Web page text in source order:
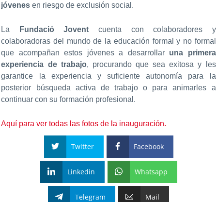
jóvenes en riesgo de exclusión social.
La Fundació Jovent cuenta con colaboradores y
colaboradoras del mundo de la educación formal y no formal
que acompañan estos jóvenes a desarrollar una primera
experiencia de trabajo, procurando que sea exitosa y les
garantice la experiencia y suficiente autonomía para la
posterior búsqueda activa de trabajo o para animarles a
continuar con su formación profesional.
Aquí para ver todas las fotos de la inauguración.
Twitter Facebook
Linkedin Whatsapp
Telegram Mail